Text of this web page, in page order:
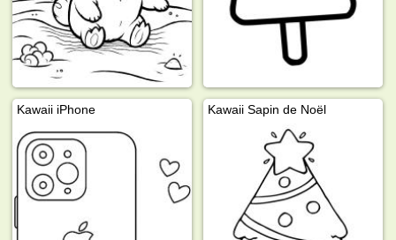
Kawaii iPhone Kawaii Sapin de Noël